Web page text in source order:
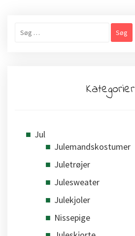
efter:
Kategorier
Jul
Julemandskostumer
Juletrøjer
Julesweater
Julekjoler
Nissepige